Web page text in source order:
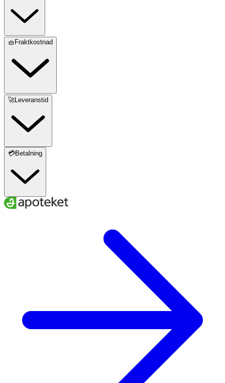
🧺Fraktkostnad
🚀Leveranstid
💳Betalning